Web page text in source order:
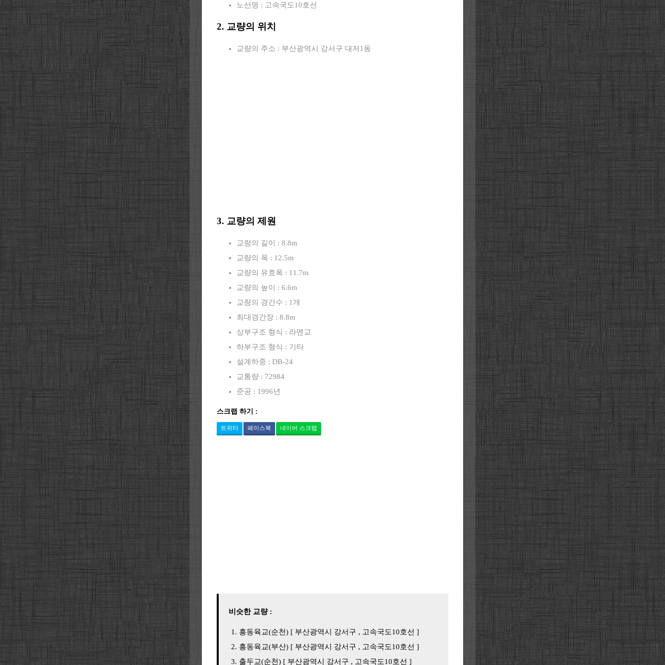
노선명 : 고속국도10호선
2. 교량의 위치
교량의 주소 : 부산광역시 강서구 대저1동
3. 교량의 제원
교량의 길이 : 8.8m
교량의 폭 : 12.5m
교량의 유효폭 : 11.7m
교량의 높이 : 6.6m
교량의 경간수 : 1개
최대경간장 : 8.8m
상부구조 형식 : 라멘교
하부구조 형식 : 기타
설계하중 : DB-24
교통량 : 72984
준공 : 1996년
스크랩 하기 :
트위터 페이스북 네이버 스크랩
비슷한 교량 :
흥동육교(순천) [ 부산광역시 강서구 , 고속국도10호선 ]
흥동육교(부산) [ 부산광역시 강서구 , 고속국도10호선 ]
출두교(순천) [ 부산광역시 강서구 , 고속국도10호선 ]